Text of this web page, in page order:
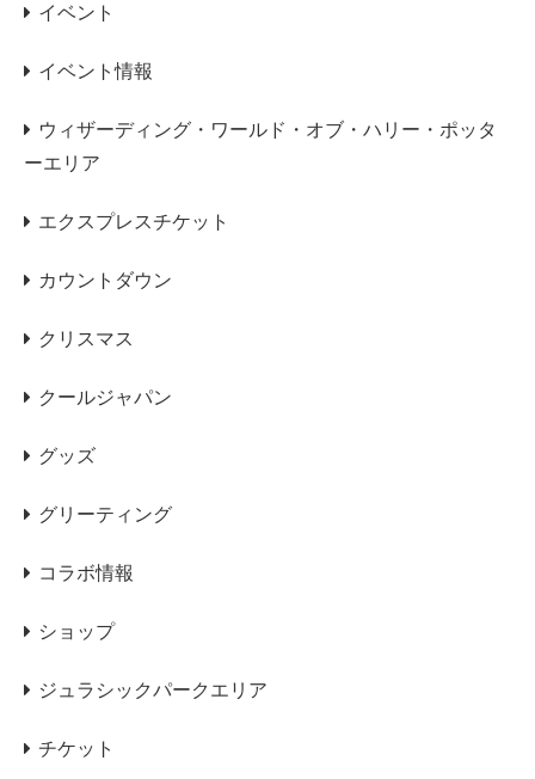
イベント
イベント情報
ウィザーディング・ワールド・オブ・ハリー・ポッタ
ーエリア
エクスプレスチケット
カウントダウン
クリスマス
クールジャパン
グッズ
グリーティング
コラボ情報
ショップ
ジュラシックパークエリア
チケット